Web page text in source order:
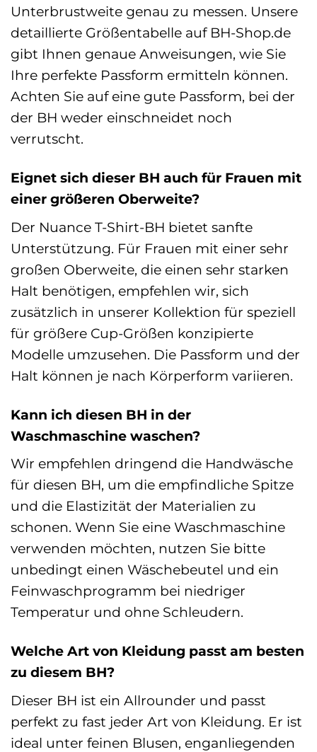
Unterbrustweite genau zu messen. Unsere
detaillierte Größentabelle auf BH-Shop.de
gibt Ihnen genaue Anweisungen, wie Sie
Ihre perfekte Passform ermitteln können.
Achten Sie auf eine gute Passform, bei der
der BH weder einschneidet noch
verrutscht.
Eignet sich dieser BH auch für Frauen mit
einer größeren Oberweite?
Der Nuance T-Shirt-BH bietet sanfte
Unterstützung. Für Frauen mit einer sehr
großen Oberweite, die einen sehr starken
Halt benötigen, empfehlen wir, sich
zusätzlich in unserer Kollektion für speziell
für größere Cup-Größen konzipierte
Modelle umzusehen. Die Passform und der
Halt können je nach Körperform variieren.
Kann ich diesen BH in der
Waschmaschine waschen?
Wir empfehlen dringend die Handwäsche
für diesen BH, um die empfindliche Spitze
und die Elastizität der Materialien zu
schonen. Wenn Sie eine Waschmaschine
verwenden möchten, nutzen Sie bitte
unbedingt einen Wäschebeutel und ein
Feinwaschprogramm bei niedriger
Temperatur und ohne Schleudern.
Welche Art von Kleidung passt am besten
zu diesem BH?
Dieser BH ist ein Allrounder und passt
perfekt zu fast jeder Art von Kleidung. Er ist
ideal unter feinen Blusen, enganliegenden